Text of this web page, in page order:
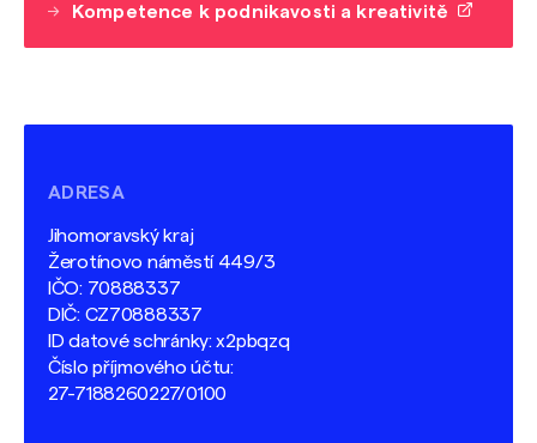
Kompetence k podnikavosti a kreativitě
ADRESA
Jihomoravský kraj
Žerotínovo náměstí 449/3
IČO: 70888337
DIČ: CZ70888337
ID datové schránky: x2pbqzq
Číslo příjmového účtu:
27-7188260227/0100